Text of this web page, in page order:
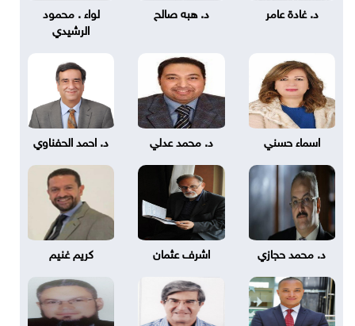
د. غادة عامر د. هبه صالح
لواء . محمود
الرشيدي
اسماء حسني د. محمد عدلي د. احمد الحفناوي
د. محمد حجازي اشرف عثمان كريم غنيم